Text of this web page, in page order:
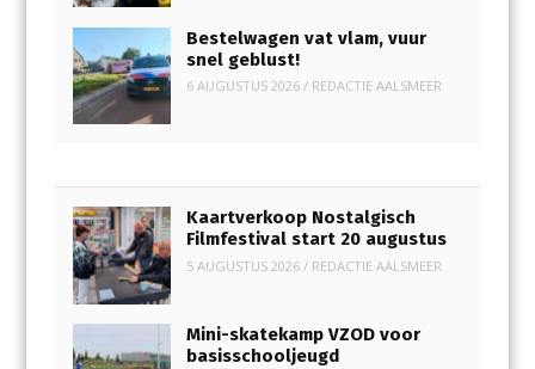
Bestelwagen vat vlam, vuur
snel geblust!
6 AUGUSTUS 2026/ REDACTIE AALSMEER
Kaartverkoop Nostalgisch
Filmfestival start 20 augustus
5 AUGUSTUS 2026/ REDACTIE AALSMEER
Mini-skatekamp VZOD voor
basisschooljeugd